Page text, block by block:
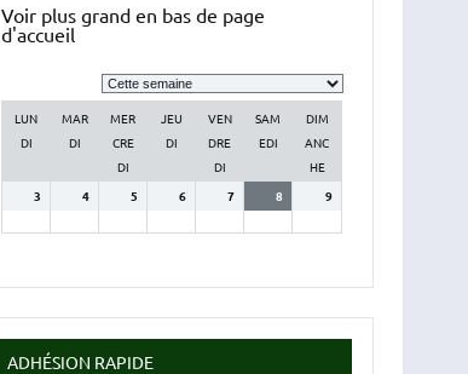
Voir plus grand en bas de page
d'accueil
la
semaine
LUN
DI
MAR
DI
MER
CRE
DI
JEU
DI
VEN
DRE
DI
SAM
EDI
DIM
ANC
HE
3
4 5 6 7 8 9
ADHÉSION RAPIDE